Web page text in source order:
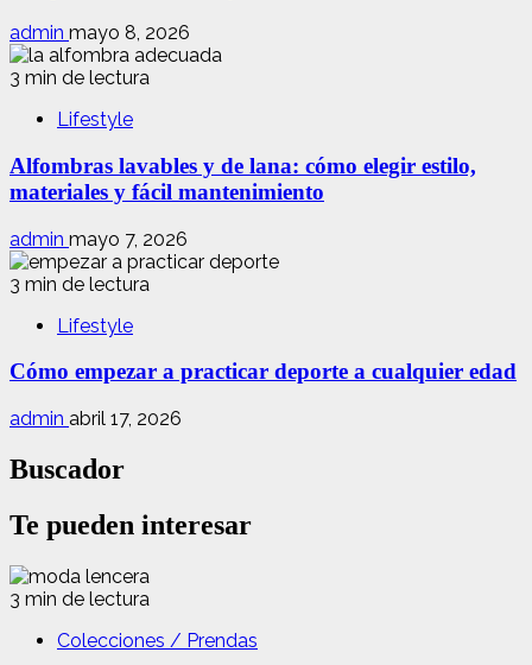
admin mayo 8, 2026
3 min de lectura
Lifestyle
Alfombras lavables y de lana: cómo elegir estilo,
materiales y fácil mantenimiento
admin mayo 7, 2026
3 min de lectura
Lifestyle
Cómo empezar a practicar deporte a cualquier edad
admin abril 17, 2026
Buscador
Te pueden interesar
3 min de lectura
Colecciones / Prendas